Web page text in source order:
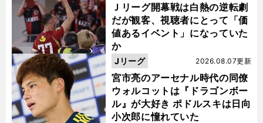
Ｊリーグ開幕戦は白熱の逆転劇
だが観客、視聴者にとって「価
値あるイベント」になっていた
か
宮市亮のアーセナル時代の同僚
ウォルコットは『ドラゴンボー
ル』が大好き ポドルスキは日向
小次郎に憧れていた
2026.08.07更新
Jリーグ